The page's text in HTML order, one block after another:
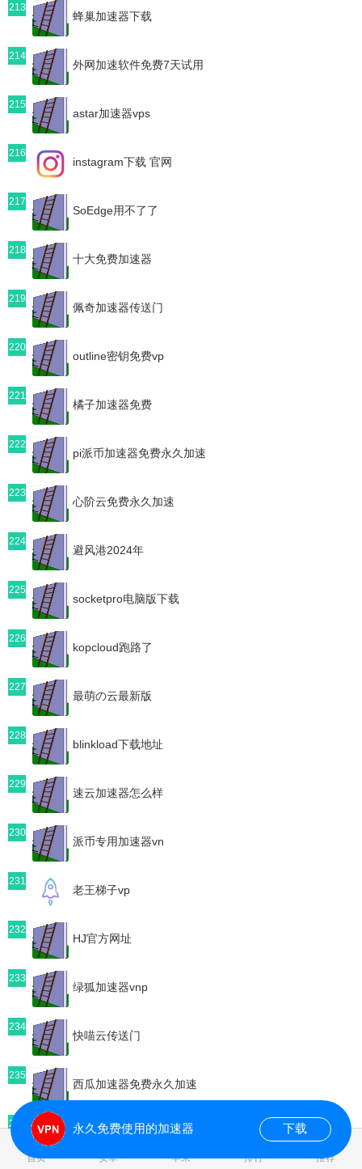
213
蜂巢加速器下载
214
外网加速软件免费7天试用
215
astar加速器vps
216
instagram下载 官网
217
SoEdge用不了了
218
十大免费加速器
219
佩奇加速器传送门
220
outline密钥免费vp
221
橘子加速器免费
222
pi派币加速器免费永久加速
223
心阶云免费永久加速
224
避风港2024年
225
socketpro电脑版下载
226
kopcloud跑路了
227
最萌の云最新版
228
blinkload下载地址
229
速云加速器怎么样
230
派币专用加速器vn
231
老王梯子vp
232
HJ官方网址
233
绿狐加速器vnp
234
快喵云传送门
235
西瓜加速器免费永久加速
236
极客加速器电脑版下载
首页 安卓 苹果 排行 推荐
永久免费使用的加速器 下载
0.092199s